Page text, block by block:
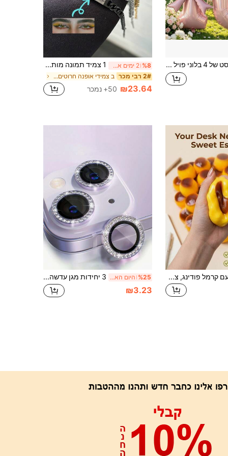
סט של 4 בלוני פויל למספר 10 בורדלור ורוד מט עם קישוט סרט גדול, עיטור רקע למסיבת יום הולדת, אביזרים לצילום בסטודיו, ציוד למסיבת נסיכות %8 2 ימים אחרונים 1 צמיד תמונה מותאם אישית, צמיד תמונה לזוגות מפלדת אלחוש, שרשרת קרב 6 מ"מ, תכשיט חרוט בלייזר לחברה/חבר, צמיד תמונה לגברים, זהב/כסף/שחור, יום האב, מתנת חג המולד, יום נישואין
2# רבי מכר ב צמידי אופנה חרוטים בהתאמה אישית
₪23.64 50+ נמכר
כדור לחץ רך בטעם קרמל פודינג, צעצוע ללחיצה מלא בחרוצים פריכים, לא קופץ, עבודת יד טאבה ASMR, להפגת חרדה למבוגרים, מתנה למסיבה, קינוח סיליקון דביק רך במראה מזון ריאליסטי חמוד %25 היום האחרון 3 יחידות מגן עדשה מבריק נצנצים וקריסטלים, תואם לאייפון 16 פרו מקס פלוס 16 15 14 13 12 מיני 11, כיסוי עדשה מזכוכית מחוסמת, מתנה ליום הולדת, משפחה, חברים, עמיד למים, עמיד בפני זעזועים, נגד שריטות, נגד טביעות אצבעות, כיסוי מלא, אביזרי עדשה
₪3.23
אפליקציה